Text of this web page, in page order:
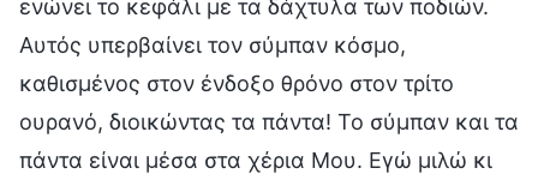
ενώνει το κεφάλι με τα δάχτυλα των ποδιών.
Αυτός υπερβαίνει τον σύμπαν κόσμο,
καθισμένος στον ένδοξο θρόνο στον τρίτο
ουρανό, διοικώντας τα πάντα! Το σύμπαν και τα
πάντα είναι μέσα στα χέρια Μου. Εγώ μιλώ κι